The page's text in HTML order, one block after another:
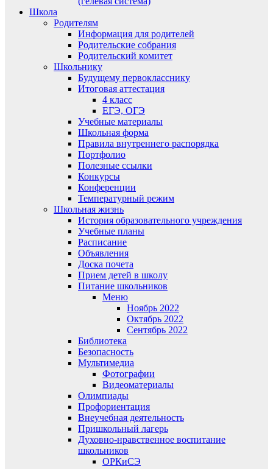
Школа
Родителям
Информация для родителей
Родительские собрания
Родительский комитет
Школьнику
Будущему первокласснику
Итоговая аттестация
4 класс
ЕГЭ, ОГЭ
Учебные материалы
Школьная форма
Правила внутреннего распорядка
Портфолио
Полезные ссылки
Конкурсы
Конференции
Температурный режим
Школьная жизнь
История образовательного учреждения
Учебные планы
Расписание
Объявления
Доска почета
Прием детей в школу
Питание школьников
Меню
Ноябрь 2022
Октябрь 2022
Сентябрь 2022
Библиотека
Безопасность
Мультимедиа
Фотографии
Видеоматериалы
Олимпиады
Профориентация
Внеучебная деятельность
Пришкольный лагерь
Духовно-нравственное воспитание
школьников
ОРКиСЭ